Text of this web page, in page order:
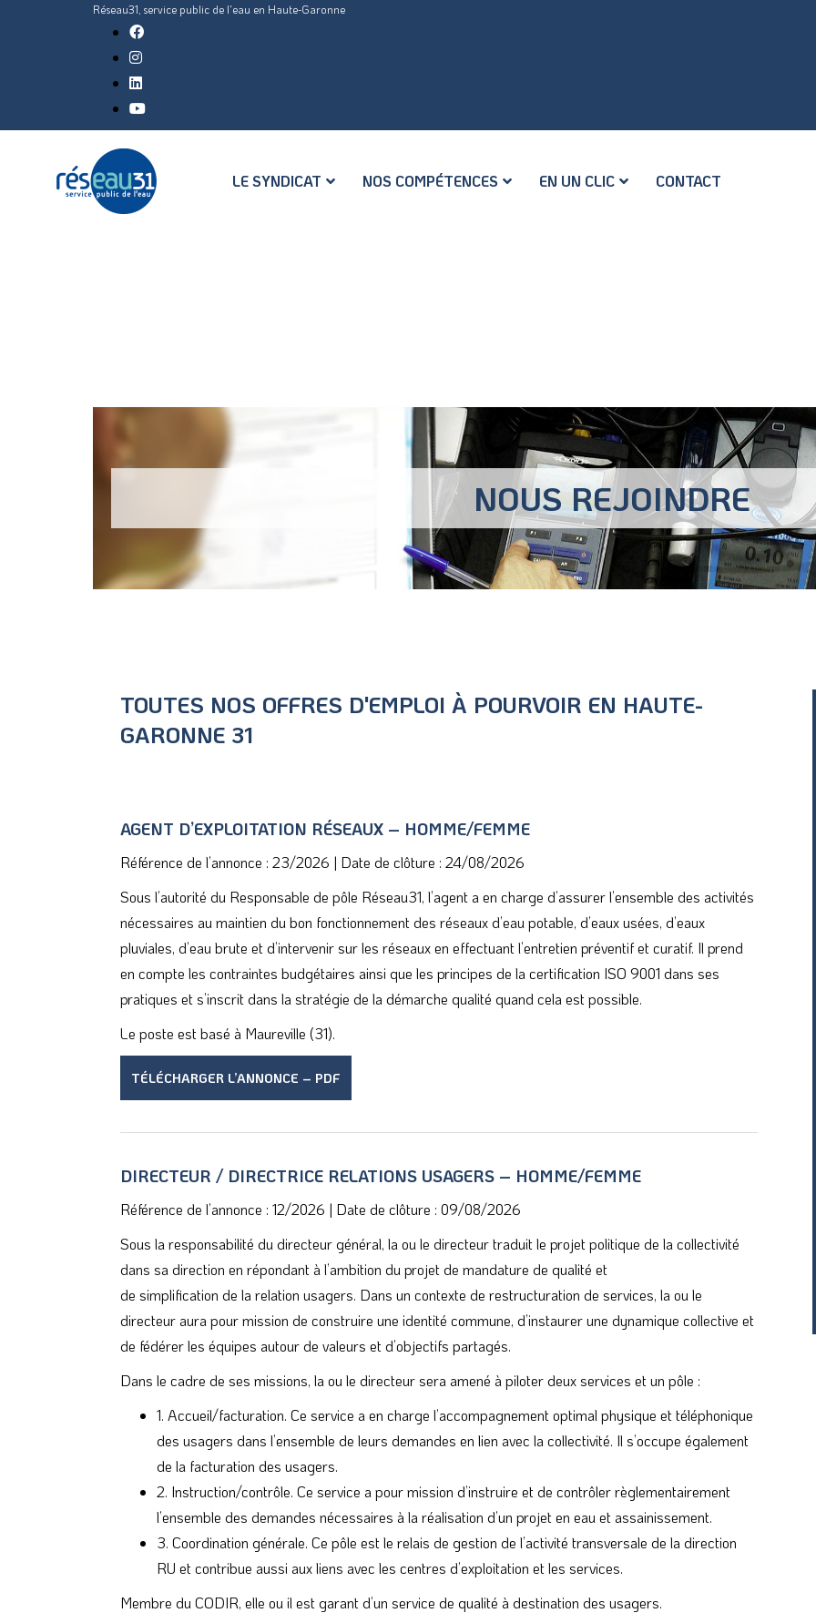
Réseau31, service public de l'eau en Haute-Garonne
LE SYNDICAT NOS COMPÉTENCES EN UN CLIC CONTACT
NOUS REJOINDRE
TOUTES NOS OFFRES D'EMPLOI À POURVOIR EN HAUTE-
GARONNE 31
AGENT D’EXPLOITATION RÉSEAUX – HOMME/FEMME
Référence de l’annonce : 23/2026 | Date de clôture : 24/08/2026
Sous l’autorité du Responsable de pôle Réseau31, l’agent a en charge d’assurer l’ensemble des activités
nécessaires au maintien du bon fonctionnement des réseaux d’eau potable, d’eaux usées, d’eaux
pluviales, d’eau brute et d’intervenir sur les réseaux en effectuant l’entretien préventif et curatif. Il prend
en compte les contraintes budgétaires ainsi que les principes de la certification ISO 9001 dans ses
pratiques et s’inscrit dans la stratégie de la démarche qualité quand cela est possible.
Le poste est basé à Maureville (31).
TÉLÉCHARGER L’ANNONCE – PDF
DIRECTEUR / DIRECTRICE RELATIONS USAGERS – HOMME/FEMME
Référence de l’annonce : 12/2026 | Date de clôture : 09/08/2026
Sous la responsabilité du directeur général, la ou le directeur traduit le projet politique de la collectivité
dans sa direction en répondant à l’ambition du projet de mandature de qualité et
de simplification de la relation usagers. Dans un contexte de restructuration de services, la ou le
directeur aura pour mission de construire une identité commune, d’instaurer une dynamique collective et
de fédérer les équipes autour de valeurs et d’objectifs partagés.
Dans le cadre de ses missions, la ou le directeur sera amené à piloter deux services et un pôle :
1. Accueil/facturation. Ce service a en charge l’accompagnement optimal physique et téléphonique
des usagers dans l’ensemble de leurs demandes en lien avec la collectivité. Il s’occupe également
de la facturation des usagers.
2. Instruction/contrôle. Ce service a pour mission d’instruire et de contrôler règlementairement
l’ensemble des demandes nécessaires à la réalisation d’un projet en eau et assainissement.
3. Coordination générale. Ce pôle est le relais de gestion de l’activité transversale de la direction
RU et contribue aussi aux liens avec les centres d’exploitation et les services.
Membre du CODIR, elle ou il est garant d’un service de qualité à destination des usagers.